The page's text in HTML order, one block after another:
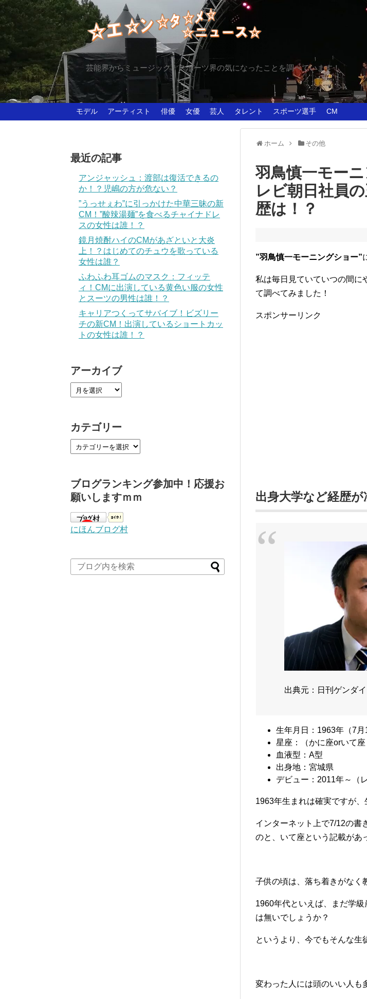
芸能界からミュージック、スポーツ界の気になったことを調べています！
モデル アーティスト 俳優 女優 芸人 タレント スポーツ選手 CM
ホーム その他
羽鳥慎一モー
レビ朝日社員
歴は！？
”羽鳥慎一モーニングショー”
私は毎日見ていていつの間に
て調べてみました！
スポンサーリンク
出身大学など経歴
出典元：日刊ゲンダイ
生年月日：1963年（7月
星座：（かに座orいて座
血液型：A型
出身地：宮城県
デビュー：2011年～（
1963年生まれは確実ですが、
インターネット上で7/12の書
のと、いて座という記載があ
子供の頃は、落ち着きがなく
1960年代といえば、まだ学
は無いでしょうか？
というより、今でもそんな生
変わった人には頭のいい人も
最近の記事
アンジャッシュ：渡部は復活できるの
か！？児嶋の方が危ない？
”うっせぇわ”に引っかけた中華三昧の新
CM！”酸辣湯麺”を食べるチャイナドレ
スの女性は誰！？
鏡月焼酎ハイのCMがあざといと大炎
上！？はじめてのチュウを歌っている
女性は誰？
ふわふわ耳ゴムのマスク：フィッテ
ィ！CMに出演している黄色い服の女性
とスーツの男性は誰！？
キャリアつくってサバイブ！ビズリー
チの新CM！出演しているショートカッ
トの女性は誰！？
アーカイブ
カテゴリー
ブログランキング参加中！応援お
願いしますｍｍ
にほんブログ村